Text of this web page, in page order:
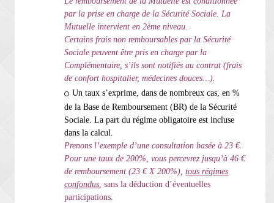
par la prise en charge de la Sécurité Sociale. La
Mutuelle intervient en 2ème niveau.
Certains frais non remboursables par la Sécurité
Sociale peuvent être pris en charge par la
Complémentaire, s’ils sont notifiés au contrat (frais
de confort hospitalier, médecines douces…).
Un taux s’exprime, dans de nombreux cas, en %
de la Base de Remboursement (BR) de la Sécurité
Sociale. La part du régime obligatoire est incluse
dans la calcul.
Prenons l’exemple d’une consultation basée à 23 €.
Pour une taux de 200%, vous percevrez jusqu’à 46 €
de remboursement (23 € X 200%),tous régimes
confondus, sans la déduction d’éventuelles
participations.